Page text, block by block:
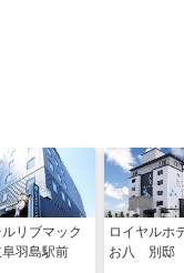
リブマック
阜羽島駅前
ロイヤルホ
お八 別邸